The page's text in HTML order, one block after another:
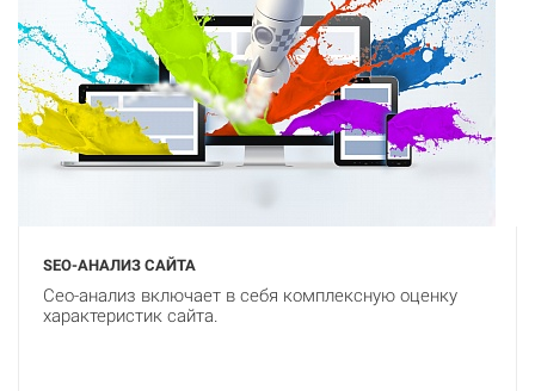
SEO-АНАЛИЗ САЙТА
Cео-анализ включает в себя комплексную оценку
характеристик сайта.